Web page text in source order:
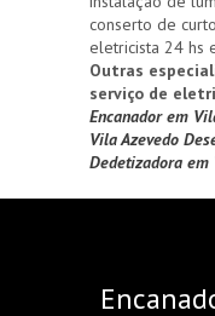
conserto de
eletricista 24 hs
Outras
serviço de
Encanador em
Vila Azevedo
Dedetizadora em